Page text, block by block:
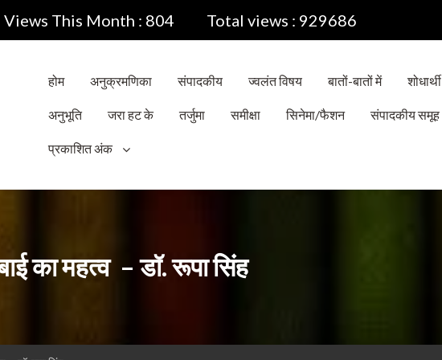
Views This Month : 804 Total views : 929686
होम अनुक्रमणिका संपादकीय ज्वलंत विषय बातों-बातों में शोधार्थी
अनुभूति जरा हट के तर्जुमा समीक्षा सिनेमा/फैशन संपादकीय समूह
प्रकाशित अंक
का महत्व – डॉ. रूपा सिंह